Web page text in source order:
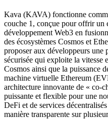
Kava (KAVA) fonctionne
couche 1, conçue pour offrir un
développement Web3 en
des écosystèmes Cosmos et
proposer aux développeurs une
sécurisée qui exploite la
Cosmos ainsi que la puissance
machine virtuelle Ethereum
architecture innovante de « co-
puissante et flexible pour une
DeFi et de services
manière transparente sur